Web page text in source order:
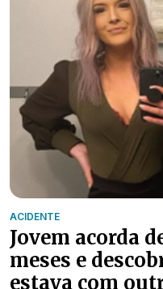
ACIDENTE
Jovem acorda
meses e
estava com